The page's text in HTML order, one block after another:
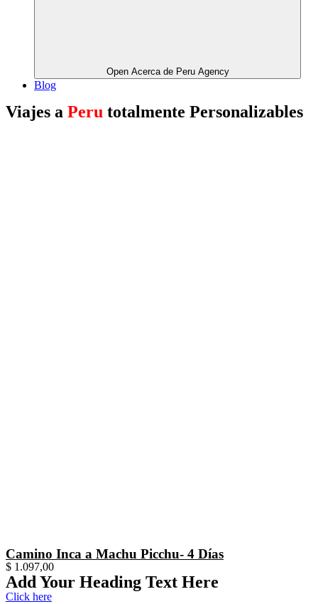
Open Acerca de Peru Agency
Blog
Viajes a Peru totalmente Personalizables
Camino Inca a Machu Picchu- 4 Días
$ 1.097,00
Add Your Heading Text Here
Click here